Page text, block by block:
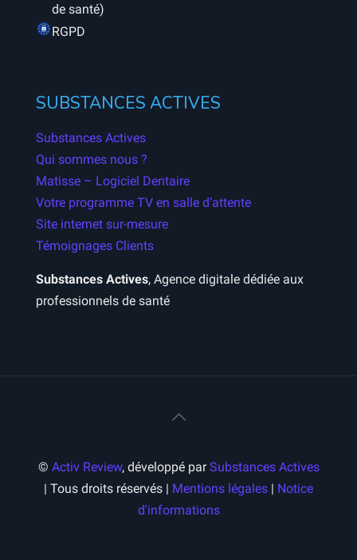
de santé)
RGPD
SUBSTANCES ACTIVES
Substances Actives
Qui sommes nous ?
Matisse – Logiciel Dentaire
Votre programme TV en salle d’attente
Site internet sur-mesure
Témoignages Clients
Substances Actives, Agence digitale dédiée aux
professionnels de santé
© Activ Review, développé parSubstances Actives
| Tous droits réservés | Mentions légales | Notice
d'informations